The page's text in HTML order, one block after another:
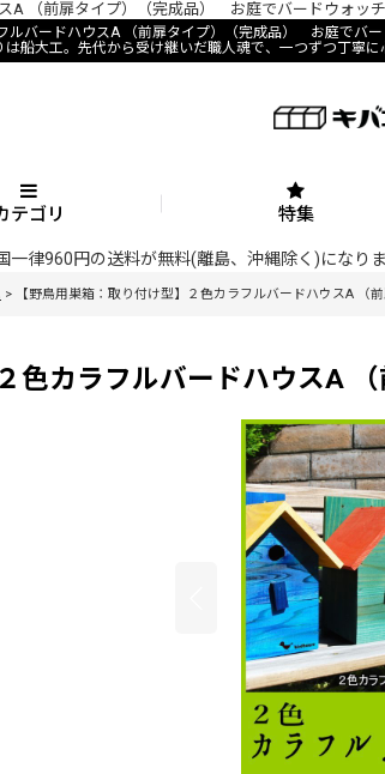
A （前扉タイプ）（完成品） お庭でバードウォッ
ルバードハウスA （前扉タイプ）（完成品） お庭でバ
は船大工。先代から受け継いだ職人魂で、一つずつ丁寧
テゴリ 特集
律960円の送料が無料(離島、沖縄除く)になり
> 【野鳥用巣箱：取り付け型】２色カラフルバードハウスA
色カラフルバードハウスA